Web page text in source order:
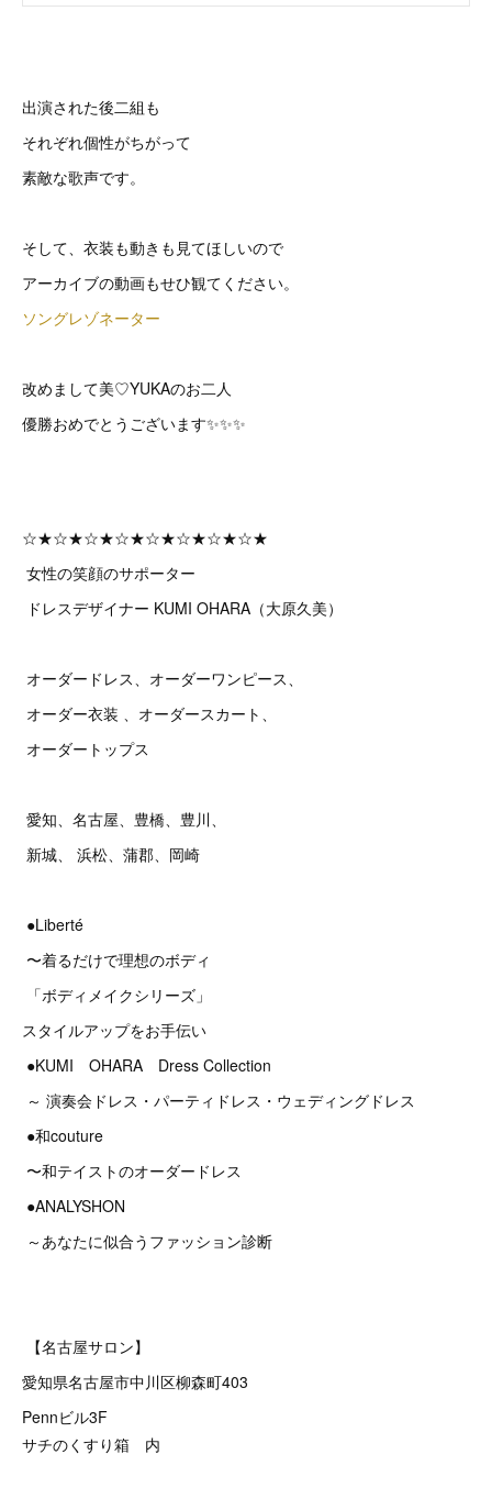
出演された後二組も
それぞれ個性がちがって
素敵な歌声です。
そして、衣装も動きも見てほしいので
アーカイブの動画もせひ観てください。
ソングレゾネーター
改めまして美♡YUKAのお二人
優勝おめでとうございます✨✨✨
☆★☆★☆★☆★☆★☆★☆★☆★
女性の笑顔のサポーター
ドレスデザイナー KUMI OHARA（大原久美）
オーダードレス、オーダーワンピース、
オーダー衣装 、オーダースカート、
オーダートップス
愛知、名古屋、豊橋、豊川、
新城、 浜松、蒲郡、岡崎
●Liberté
〜着るだけで理想のボディ
「ボディメイクシリーズ」
スタイルアップをお手伝い
●KUMI OHARA Dress Collection
～ 演奏会ドレス・パーティドレス・ウェディングドレス
●和couture
〜和テイストのオーダードレス
●ANALYSHON
～あなたに似合うファッション診断
【名古屋サロン】
愛知県名古屋市中川区柳森町403
Pennビル3F
サチのくすり箱 内